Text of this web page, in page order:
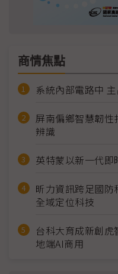
商情焦點
系統內部電路中
屏南偏鄉智慧韌性
辨識
英特蒙以新一代
昕力資訊跨足國
全域定位科技
台科大育成新創虎
地端AI商用